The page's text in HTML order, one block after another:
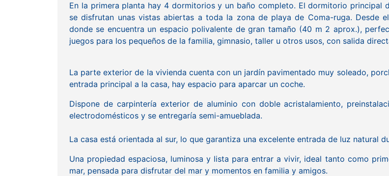
En la primera planta hay 4 dormitorios y un baño completo. El dormitorio principal
se disfrutan unas vistas abiertas a toda la zona de playa de Coma-ruga. Desde
donde se encuentra un espacio polivalente de gran tamaño (40 m 2 aprox.),
juegos para los pequeños de la familia, gimnasio, taller u otros usos, con salida
La parte exterior de la vivienda cuenta con un jardín pavimentado muy soleado,
entrada principal a la casa, hay espacio para aparcar un coche.
Dispone de carpintería exterior de aluminio con doble acristalamiento,
electrodomésticos y se entregaría semi-amueblada.
La casa está orientada al sur, lo que garantiza una excelente entrada de luz natural
Una propiedad espaciosa, luminosa y lista para entrar a vivir, ideal tanto como
mar, pensada para disfrutar del mar y momentos en familia y amigos.